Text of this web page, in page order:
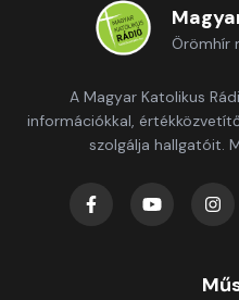
Örömhír
A Magyar Katolikus
információkkal,
szolgálja hallgatóit.